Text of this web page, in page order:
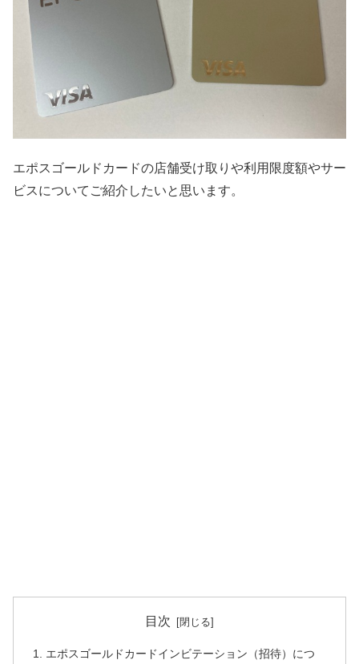
エポスゴールドカードの店舗受け取りや利用限度額やサー
ビスについてご紹介したいと思います。
目次
エポスゴールドカードインビテーション（招待）につ